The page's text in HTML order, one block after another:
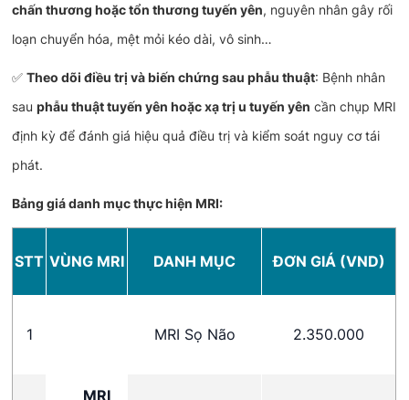
chấn thương hoặc tổn thương tuyến yên, nguyên nhân gây rối
loạn chuyển hóa, mệt mỏi kéo dài, vô sinh…
✅Theo dõi điều trị và biến chứng sau phẫu thuật: Bệnh nhân
sauphẫu thuật tuyến yên hoặc xạ trị u tuyến yên cần chụp MRI
định kỳ để đánh giá hiệu quả điều trị và kiểm soát nguy cơ tái
phát.
Bảng giá danh mục thực hiện MRI:
STT VÙNG MRI DANH MỤC ĐƠN GIÁ (VND)
1
MRI
MRI Sọ Não 2.350.000